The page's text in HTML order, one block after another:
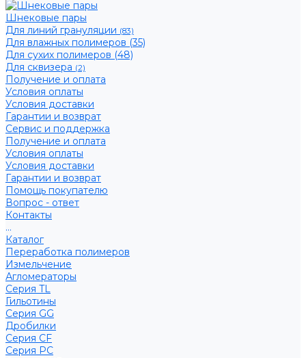
Шнековые пары
Для линий грануляции (83)
Для влажных полимеров (35)
Для сухих полимеров (48)
Для сквизера (2)
Получение и оплата
Условия оплаты
Условия доставки
Гарантии и возврат
Сервис и поддержка
Получение и оплата
Условия оплаты
Условия доставки
Гарантии и возврат
Помощь покупателю
Вопрос - ответ
Контакты
...
Каталог
Переработка полимеров
Измельчение
Агломераторы
Серия TL
Гильотины
Серия GG
Дробилки
Серия CF
Серия PC